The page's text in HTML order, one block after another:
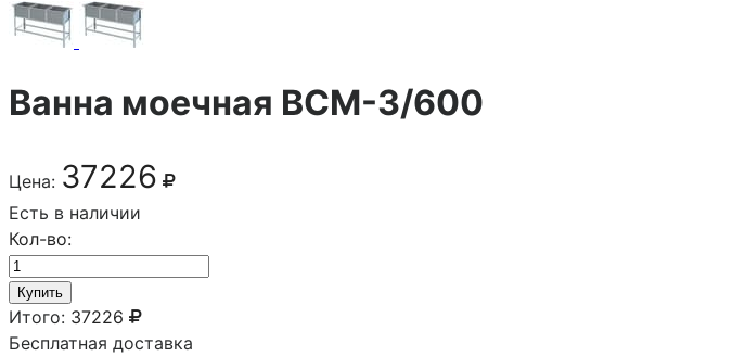
Ванна моечная ВСМ-3/600
Цена: 37226
Есть в наличии
Кол-во:
Купить
Итого: 37226
Бесплатная доставка